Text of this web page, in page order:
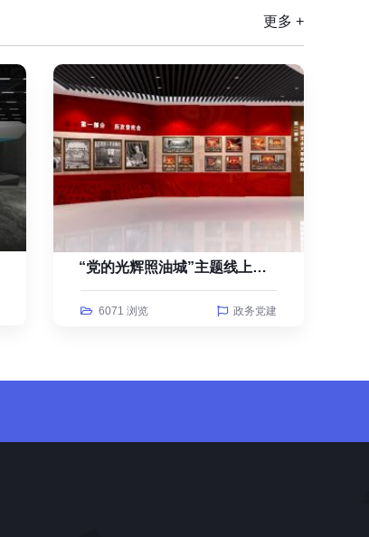
更多 +
“党的光辉照油城”主题线上云展览
6071 浏览 政务党建